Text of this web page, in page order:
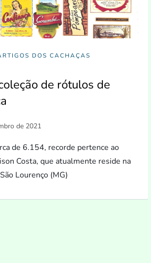
DOS CACHAÇAS
de rótulos de
de 6.154, recorde pertence ao
Costa, que atualmente reside na
Lourenço (MG)